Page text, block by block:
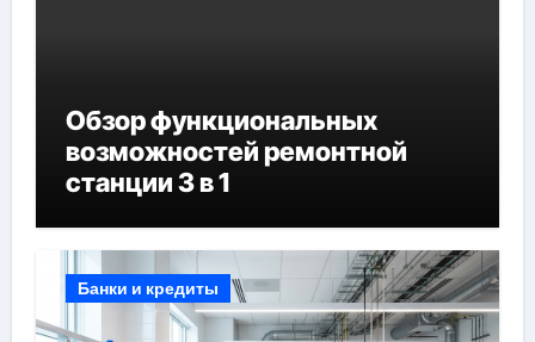
Обзор функциональных
возможностей ремонтной
станции 3 в 1
Банки и кредиты